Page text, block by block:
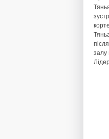
залу